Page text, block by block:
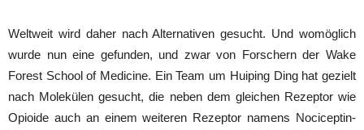
Weltweit wird daher nach Alternativen gesucht. Und womöglich
wurde nun eine gefunden, und zwar von Forschern der Wake
Forest School of Medicine. Ein Team um Huiping Ding hat gezielt
nach Molekülen gesucht, die neben dem gleichen Rezeptor wie
Opioide auch an einem weiteren Rezeptor namens Nociceptin-